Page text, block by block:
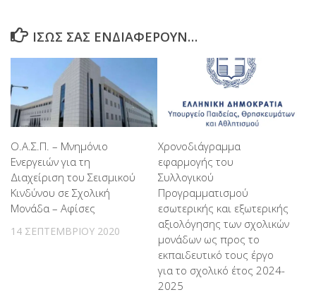
ΊΣΩΣ ΣΑΣ ΕΝΔΙΑΦΈΡΟΥΝ…
Ο.Α.Σ.Π. – Μνημόνιο
Ενεργειών για τη
Διαχείριση του Σεισμικού
Κινδύνου σε Σχολική
Μονάδα – Αφίσες
14 ΣΕΠΤΕΜΒΡΊΟΥ 2020
Χρονοδιάγραμμα
εφαρμογής του
Συλλογικού
Προγραμματισμού
εσωτερικής και εξωτερικής
αξιολόγησης των σχολικών
μονάδων ως προς το
εκπαιδευτικό τους έργο
για το σχολικό έτος 2024-
2025